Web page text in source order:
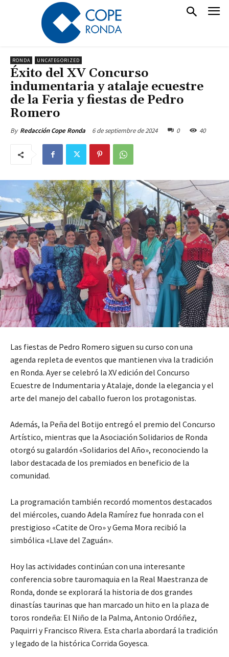
RONDA UNCATEGORIZED
Éxito del XV Concurso
indumentaria y atalaje ecuestre
de la Feria y fiestas de Pedro
Romero
By Redacción Cope Ronda 6 de septiembre de 2024 0 40
Las fiestas de Pedro Romero siguen su curso con una
agenda repleta de eventos que mantienen viva la tradición
en Ronda. Ayer se celebró la XV edición del Concurso
Ecuestre de Indumentaria y Atalaje, donde la elegancia y el
arte del manejo del caballo fueron los protagonistas.
Además, la Peña del Botijo entregó el premio del Concurso
Artístico, mientras que la Asociación Solidarios de Ronda
otorgó su galardón «Solidarios del Año», reconociendo la
labor destacada de los premiados en beneficio de la
comunidad.
La programación también recordó momentos destacados
del miércoles, cuando Adela Ramírez fue honrada con el
prestigioso «Catite de Oro» y Gema Mora recibió la
simbólica «Llave del Zaguán».
Hoy las actividades continúan con una interesante
conferencia sobre tauromaquia en la Real Maestranza de
Ronda, donde se explorará la historia de dos grandes
dinastías taurinas que han marcado un hito en la plaza de
toros rondeña: El Niño de la Palma, Antonio Ordóñez,
Paquirri y Francisco Rivera. Esta charla abordará la tradición
y legado de la histórica Corrida Goyesca.